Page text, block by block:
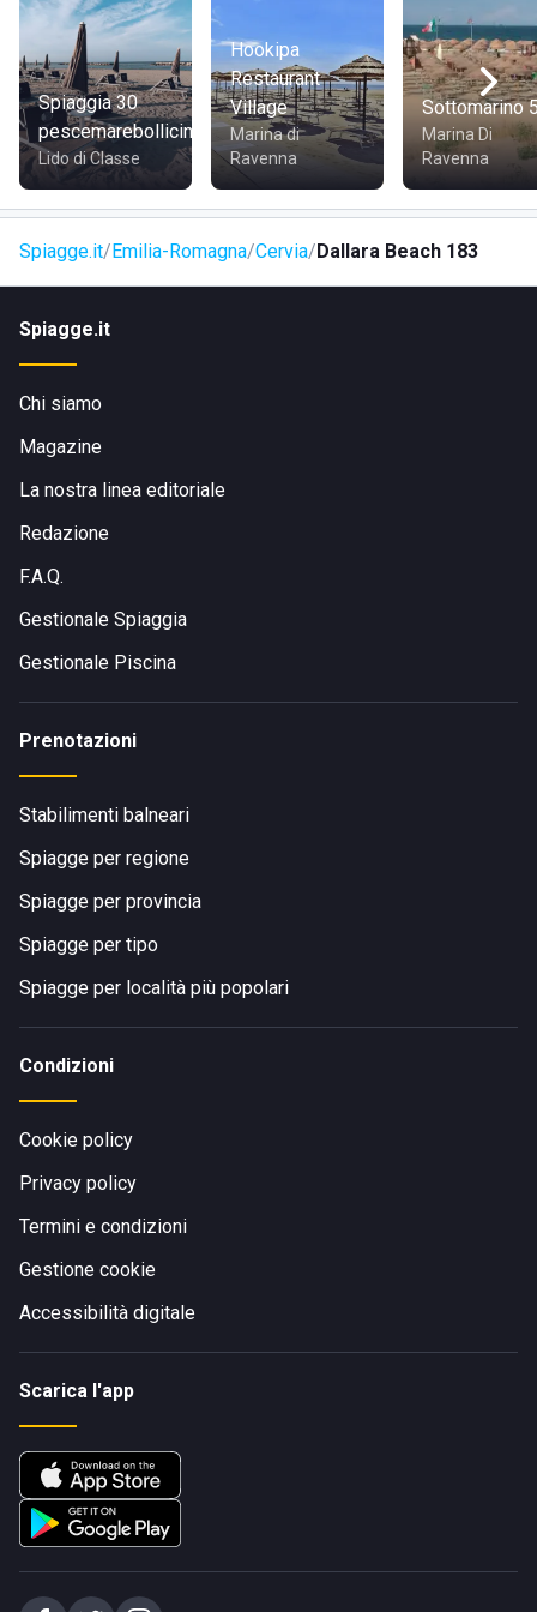
Spiaggia 30
pescemarebollicine
Lido di Classe
Hookipa
Restaurant
Village
Marina di
Ravenna
Sottomarino
Marina Di
Ravenna
Spiagge.it Emilia-Romagna Cervia Dallara Beach 183
Spiagge.it
Chi siamo
Magazine
La nostra linea editoriale
Redazione
F.A.Q.
Gestionale Spiaggia
Gestionale Piscina
Prenotazioni
Stabilimenti balneari
Spiagge per regione
Spiagge per provincia
Spiagge per tipo
Spiagge per località più popolari
Condizioni
Cookie policy
Privacy policy
Termini e condizioni
Gestione cookie
Accessibilità digitale
Scarica l'app